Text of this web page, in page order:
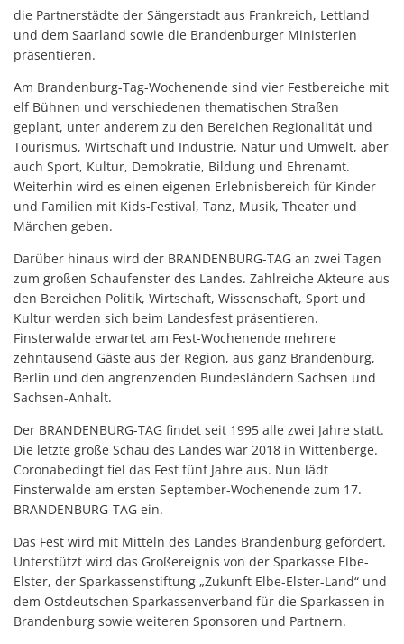
die Partnerstädte der Sängerstadt aus Frankreich, Lettland
und dem Saarland sowie die Brandenburger Ministerien
präsentieren.
Am Brandenburg-Tag-Wochenende sind vier Festbereiche mit
elf Bühnen und verschiedenen thematischen Straßen
geplant, unter anderem zu den Bereichen Regionalität und
Tourismus, Wirtschaft und Industrie, Natur und Umwelt, aber
auch Sport, Kultur, Demokratie, Bildung und Ehrenamt.
Weiterhin wird es einen eigenen Erlebnisbereich für Kinder
und Familien mit Kids-Festival, Tanz, Musik, Theater und
Märchen geben.
Darüber hinaus wird der BRANDENBURG-TAG an zwei Tagen
zum großen Schaufenster des Landes. Zahlreiche Akteure aus
den Bereichen Politik, Wirtschaft, Wissenschaft, Sport und
Kultur werden sich beim Landesfest präsentieren.
Finsterwalde erwartet am Fest-Wochenende mehrere
zehntausend Gäste aus der Region, aus ganz Brandenburg,
Berlin und den angrenzenden Bundesländern Sachsen und
Sachsen-Anhalt.
Der BRANDENBURG-TAG findet seit 1995 alle zwei Jahre statt.
Die letzte große Schau des Landes war 2018 in Wittenberge.
Coronabedingt fiel das Fest fünf Jahre aus. Nun lädt
Finsterwalde am ersten September-Wochenende zum 17.
BRANDENBURG-TAG ein.
Das Fest wird mit Mitteln des Landes Brandenburg gefördert.
Unterstützt wird das Großereignis von der Sparkasse Elbe-
Elster, der Sparkassenstiftung „Zukunft Elbe-Elster-Land“ und
dem Ostdeutschen Sparkassenverband für die Sparkassen in
Brandenburg sowie weiteren Sponsoren und Partnern.